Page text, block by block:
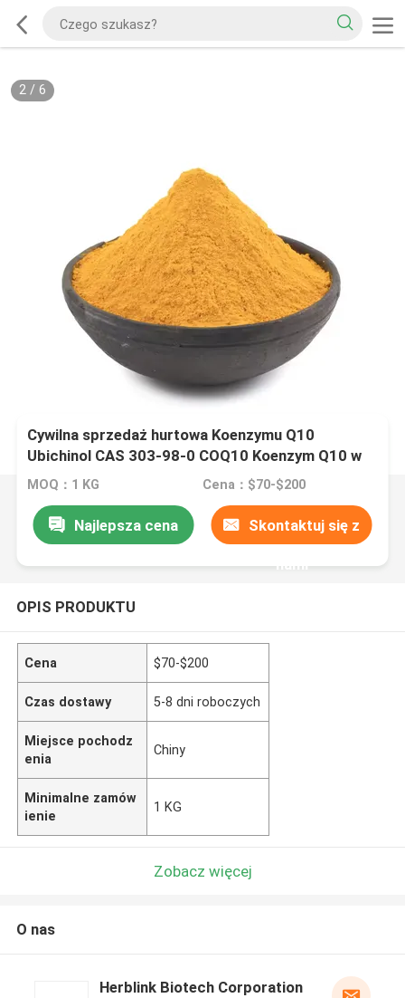
2/ 6
Cywilna sprzedaż hurtowa Koenzymu Q10
Ubichinol CAS 303-98-0 COQ10 Koenzym Q10 w
proszku
MOQ：1 KG Cena：$70-$200
Najlepsza cena Skontaktuj się z
nami
OPIS PRODUKTU
Cena $70-$200
Czas dostawy 5-8 dni roboczych
Miejsce pochodz
enia
Chiny
Minimalne zamów
ienie
1 KG
Zobacz więcej
O nas
Herblink Biotech Corporation